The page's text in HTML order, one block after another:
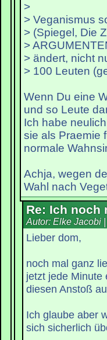
>
> Veganismus
> (Spiegel, Die
>
> ändert, nicht
> 100 Leuten
Wenn Du eine
und so Leute
Ich habe
sie als Praemie
normale
Achja, wegen
Wahl nach
Re: Ich noch
Autor: Elke Jacobi
Lieber dom,
noch mal ganz
jetzt jede Minute
diesen Anstoß
Ich glaube aber
sich sicherlich